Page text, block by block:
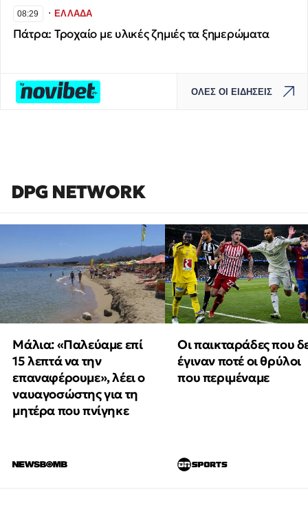
08:29 ∙ΕΛΛΑΔΑ
Πάτρα: Τροχαίο με υλικές ζημιές τα ξημερώματα
ΟΛΕΣ ΟΙ ΕΙΔΗΣΕΙΣ
DPG NETWORK
Μάλια: «Παλεύαμε επί
15 λεπτά να την
επαναφέρουμε», λέει ο
ναυαγοσώστης για τη
μητέρα που πνίγηκε
Οι παικταράδες που
έγιναν ποτέ οι θρύλοι
που περιμέναμε